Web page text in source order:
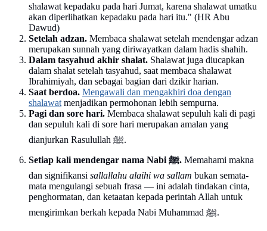
shalawat kepadaku pada hari Jumat, karena shalawat umatku
akan diperlihatkan kepadaku pada hari itu." (HR Abu
Dawud)
Setelah adzan. Membaca shalawat setelah mendengar adzan
merupakan sunnah yang diriwayatkan dalam hadis shahih.
Dalam tasyahud akhir shalat. Shalawat juga diucapkan
dalam shalat setelah tasyahud, saat membaca shalawat
Ibrahimiyah, dan sebagai bagian dari dzikir harian.
Saat berdoa. Mengawali dan mengakhiri doa dengan
shalawat menjadikan permohonan lebih sempurna.
Pagi dan sore hari. Membaca shalawat sepuluh kali di pagi
dan sepuluh kali di sore hari merupakan amalan yang
dianjurkan Rasulullah ﷺ.
Setiap kali mendengar nama Nabi ﷺ. Memahami makna
dan signifikansi sallallahu alaihi wa sallam bukan semata-
mata mengulangi sebuah frasa — ini adalah tindakan cinta,
penghormatan, dan ketaatan kepada perintah Allah untuk
mengirimkan berkah kepada Nabi Muhammad ﷺ.